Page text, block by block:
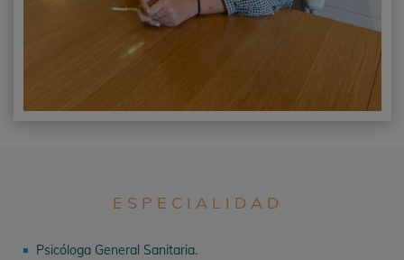
ESPECIALIDAD
^ Psicóloga General Sanitaria.